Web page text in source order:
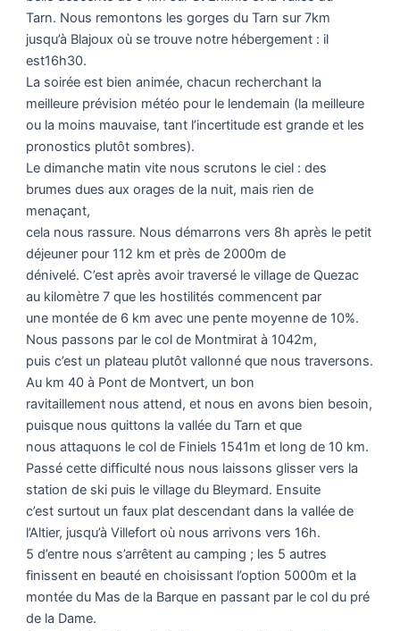
Tarn. Nous remontons les gorges du Tarn sur 7km
jusqu’à Blajoux où se trouve notre hébergement : il
est16h30.
La soirée est bien animée, chacun recherchant la
meilleure prévision météo pour le lendemain (la meilleure
ou la moins mauvaise, tant l’incertitude est grande et les
pronostics plutôt sombres).
Le dimanche matin vite nous scrutons le ciel : des
brumes dues aux orages de la nuit, mais rien de
menaçant,
cela nous rassure. Nous démarrons vers 8h après le petit
déjeuner pour 112 km et près de 2000m de
dénivelé. C’est après avoir traversé le village de Quezac
au kilomètre 7 que les hostilités commencent par
une montée de 6 km avec une pente moyenne de 10%.
Nous passons par le col de Montmirat à 1042m,
puis c’est un plateau plutôt vallonné que nous traversons.
Au km 40 à Pont de Montvert, un bon
ravitaillement nous attend, et nous en avons bien besoin,
puisque nous quittons la vallée du Tarn et que
nous attaquons le col de Finiels 1541m et long de 10 km.
Passé cette difficulté nous nous laissons glisser vers la
station de ski puis le village du Bleymard. Ensuite
c’est surtout un faux plat descendant dans la vallée de
l’Altier, jusqu’à Villefort où nous arrivons vers 16h.
5 d’entre nous s’arrêtent au camping ; les 5 autres
finissent en beauté en choisissant l’option 5000m et la
montée du Mas de la Barque en passant par le col du pré
de la Dame.